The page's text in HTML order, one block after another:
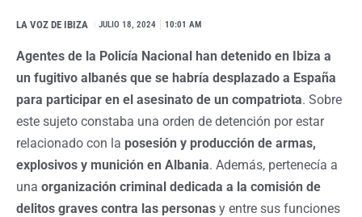
LA VOZ DE IBIZA JULIO 18, 2024 10:01 AM
Agentes de la Policía Nacional han detenido en Ibiza a
un fugitivo albanés que se habría desplazado a España
para participar en el asesinato de un compatriota. Sobre
este sujeto constaba una orden de detención por estar
relacionado con la posesión y producción de armas,
explosivos y munición en Albania. Además, pertenecía a
una organización criminal dedicada a la comisión de
delitos graves contra las personas y entre sus funciones